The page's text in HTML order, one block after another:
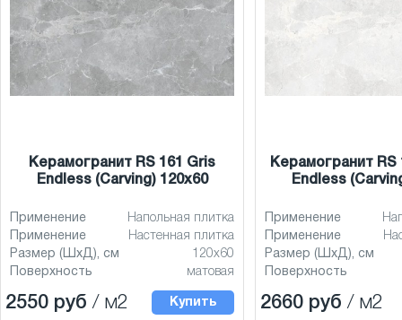
Керамогранит RS 161 Gris
Endless (Carving) 120x60
Применение
Напольная плитка
Применение
Настенная плитка
Размер (ШхД), см
120x60
Поверхность
матовая
2550 руб / м2 Купить
Керамогранит RS
Endless
Применение
Применение
Размер (ШхД), см
Поверхность
2660 руб / м2